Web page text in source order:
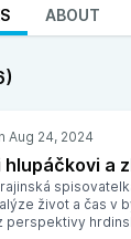
ABOUT
hlupáčkovi a
život a čas v
perspektivy